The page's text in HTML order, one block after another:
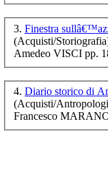
Il
3. Finestra
(Acquisti/
Amedeo VISCI pp.
4. Diario storico di
(Acquisti/
Francesco